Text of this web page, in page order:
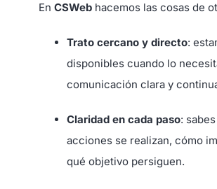
En CSWebhacemos las cosas de
Trato cercano y directo:
disponibles cuando lo
comunicación clara y
Claridad en cada paso:
acciones se realizan, cómo
qué objetivo persiguen.